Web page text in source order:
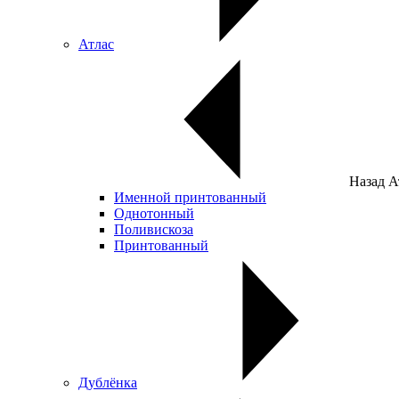
Атлас
Назад
Именной принтованный
Однотонный
Поливискоза
Принтованный
Дублёнка